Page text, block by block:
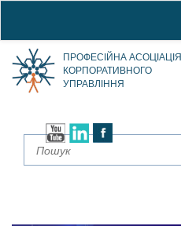
ПРОФЕСІЙНА АСОЦІАЦІЯ
КОРПОРАТИВНОГО
УПРАВЛІННЯ